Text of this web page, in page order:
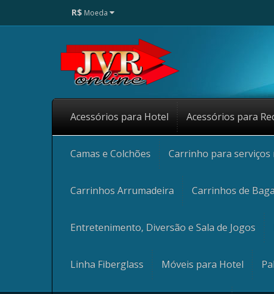
R$ Moeda
Acessórios para Hotel Acessórios para
Camas e Colchões Carrinho para serviços
Carrinhos Arrumadeira Carrinhos de
Entretenimento, Diversão e Sala de Jogos
Linha Fiberglass Móveis para Hotel